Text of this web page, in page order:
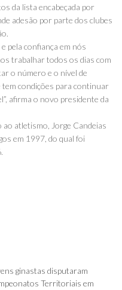
da lista encabeçada por
adesão por parte dos clubes
pela confiança em nós
trabalhar todos os dias com
o número e o nível de
condições para continuar
afirma o novo presidente da
ao atletismo, Jorge Candeias
em 1997, do qual foi
ginastas disputaram
Territoriais em